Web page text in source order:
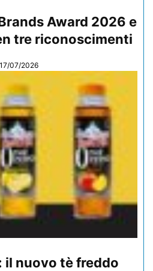
Award 2026 e
tre riconoscimenti
17/07/2026
il nuovo tè freddo